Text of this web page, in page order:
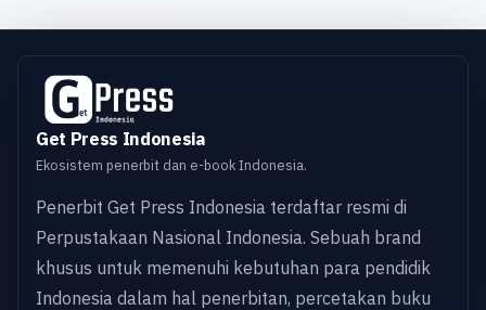
Get Press Indonesia
Ekosistem penerbit dan e-book Indonesia.
Penerbit Get Press Indonesia terdaftar resmi di
Perpustakaan Nasional Indonesia. Sebuah brand
khusus untuk memenuhi kebutuhan para pendidik
Indonesia dalam hal penerbitan, percetakan buku